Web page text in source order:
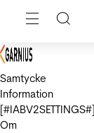
Samtycke
Information
[#IABV2SETTINGS#]
Om